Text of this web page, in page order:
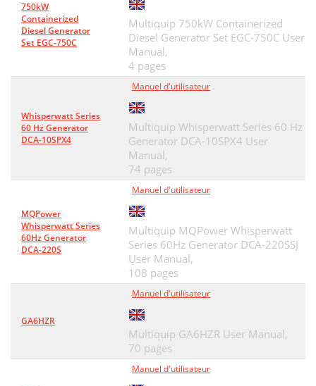
750kW
Containerized
Diesel Generator
Set EGC-750C
Multiquip 750kW Containerized
Diesel Generator Set EGC-750C User
Manual,
4 pages
Whisperwatt Series
60 Hz Generator
DCA-10SPX4
Manuel d'utilisateur
Multiquip Whisperwatt Series 60 Hz
Generator DCA-10SPX4 User
Manual,
74 pages
MQPower
Whisperwatt Series
60Hz Generator
DCA-220S
Manuel d'utilisateur
Multiquip MQPower Whisperwatt
Series 60Hz Generator DCA-220SSJ
User Manual,
108 pages
GA6HZR
Manuel d'utilisateur
Multiquip GA6HZR User Manual,
70 pages
Manuel d'utilisateur